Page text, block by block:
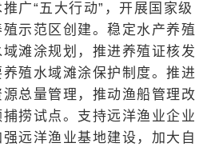
广“五大行动”，开展国家级
示范区创建。稳定水产养殖
滩涂规划，推进养殖证核发
殖水域滩涂保护制度。推进
总量管理，推动渔船管理改
捞试点。支持远洋渔业企业
远洋渔业基地建设，加大自